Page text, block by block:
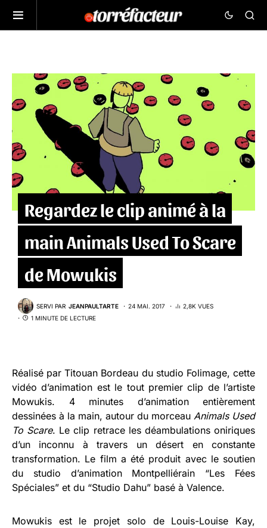
Regardez le clip animé à la
main Animals Used To Scare
de Mowukis
SERVI PAR JEANPAULTARTE 24 MAI. 2017
2,8K VUES
1 MINUTE DE LECTURE
Réalisé par Titouan Bordeau du studio Folimage, cette
vidéo d’animation est le tout premier clip de l’artiste
Mowukis. 4 minutes d’animation entièrement
dessinées à la main, autour du morceau Animals Used
To Scare. Le clip retrace les déambulations oniriques
d’un inconnu à travers un désert en constante
transformation. Le film a été produit avec le soutien
du studio d’animation Montpelliérain “Les Fées
Spéciales” et du “Studio Dahu” basé à Valence.
Mowukis est le projet solo de Louis-Louise Kay,